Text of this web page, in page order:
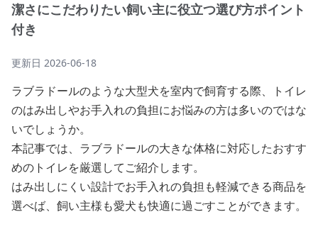
潔さにこだわりたい飼い主に役立つ選び方ポイント
付き
更新日 2026-06-18
ラブラドールのような大型犬を室内で飼育する際、トイレ
のはみ出しやお手入れの負担にお悩みの方は多いのではな
いでしょうか。
本記事では、ラブラドールの大きな体格に対応したおすす
めのトイレを厳選してご紹介します。
はみ出しにくい設計でお手入れの負担も軽減できる商品を
選べば、飼い主様も愛犬も快適に過ごすことができます。